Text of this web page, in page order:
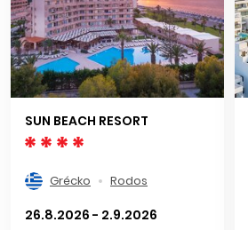
SUN BEACH RESORT
Grécko Rodos
26.8.2026 - 2.9.2026